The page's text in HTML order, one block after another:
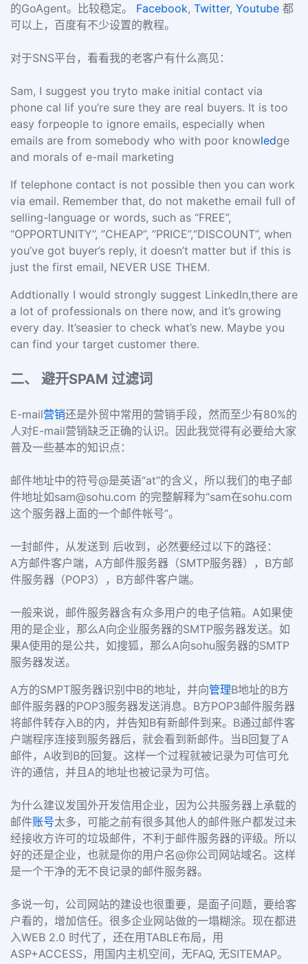
的GoAgent。比较稳定。 Facebook, Twitter, Youtube 都
可以上，百度有不少设置的教程。
对于SNS平台，看看我的老客户有什么高见：
Sam, I suggest you tryto make initial contact via
phone cal lif you’re sure they are real buyers. It is too
easy forpeople to ignore emails, especially when
emails are from somebody who with poor knowledge
and morals of e-mail marketing
If telephone contact is not possible then you can work
via email. Remember that, do not makethe email full of
selling-language or words, such as “FREE”,
“OPPORTUNITY”, ”CHEAP”, ”PRICE”,“DISCOUNT”, when
you’ve got buyer’s reply, it doesn’t matter but if this is
just the first email, NEVER USE THEM.
Addtionally I would strongly suggest LinkedIn,there are
a lot of professionals on there now, and it’s growing
every day. It’seasier to check what’s new. Maybe you
can find your target customer there.
二、 避开SPAM 过滤词
E-mail营销还是外贸中常用的营销手段，然而至少有80%的
人对E-mail营销缺乏正确的认识。因此我觉得有必要给大家
普及一些基本的知识点：
邮件地址中的符号@是英语“at”的含义，所以我们的电子邮
件地址如sam@sohu.com 的完整解释为“sam在sohu.com
这个服务器上面的一个邮件帐号”。
一封邮件，从发送到 后收到，必然要经过以下的路径：
A方邮件客户端，A方邮件服务器（SMTP服务器），B方邮
件服务器（POP3），B方邮件客户端。
一般来说，邮件服务器含有众多用户的电子信箱。A如果使
用的是企业，那么A向企业服务器的SMTP服务器发送。如
果A使用的是公共，如搜狐，那么A向sohu服务器的SMTP
服务器发送。
A方的SMPT服务器识别中B的地址，并向管理B地址的B方
邮件服务器的POP3服务器发送消息。B方POP3邮件服务器
将邮件转存入B的内，并告知B有新邮件到来。B通过邮件客
户端程序连接到服务器后，就会看到新邮件。当B回复了A
邮件，A收到B的回复。这样一个过程就被记录为可信可允
许的通信，并且A的地址也被记录为可信。
为什么建议发国外开发信用企业，因为公共服务器上承载的
邮件账号太多，可能之前有很多其他人的邮件账户都发过未
经接收方许可的垃圾邮件，不利于邮件服务器的评级。所以
好的还是企业，也就是你的用户名@你公司网站域名。这样
是一个干净的无不良记录的邮件服务器。
多说一句，公司网站的建设也很重要，是面子问题，要给客
户看的，增加信任。很多企业网站做的一塌糊涂。现在都进
入WEB 2.0 时代了，还在用TABLE布局，用
ASP+ACCESS，用国内主机空间，无FAQ, 无SITEMAP。